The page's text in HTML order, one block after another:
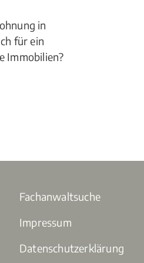
in
für ein
Immobilien?
Fachanwaltsuche
Impressum
Datenschutzerklärung